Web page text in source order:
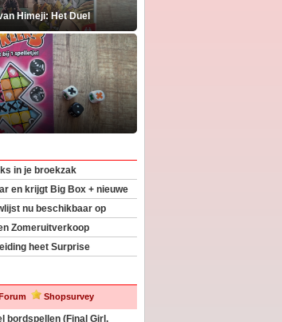
Himeji: Het Duel
in je broekzak
en krijgt Big Box + nieuwe
nu beschikbaar op
Zomeruitverkoop
heet Surprise
Shopsurvey
bordspellen (Final Girl,